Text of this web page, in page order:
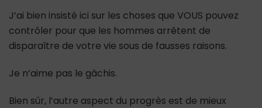
J’ai bien insisté ici sur les choses que VOUS pouvez
contrôler pour que les hommes arrêtent de
disparaître de votre vie sous de fausses raisons.
Je n’aime pas le gâchis.
Bien sûr, l’autre aspect du progrès est de mieux